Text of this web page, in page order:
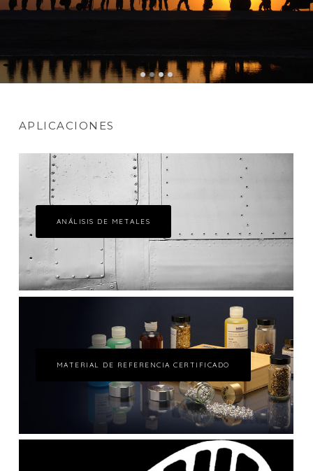
APLICACIONES
ANÁLISIS DE METALES
MATERIAL DE REFERENCIA CERTIFICADO